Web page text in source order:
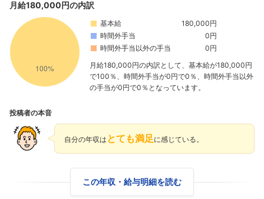
月給180,000円の内訳
基本給
180,000円
時間外手当
0円
時間外手当以外の手当
0円
月給180,000円の内訳として、基本給が180,000円
で100％、時間外手当が0円で0％、時間外手当以外
の手当が0円で0％となっています。
投稿者の本音
自分の年収は とても満足 に感じている。
この年収・給与明細を読む